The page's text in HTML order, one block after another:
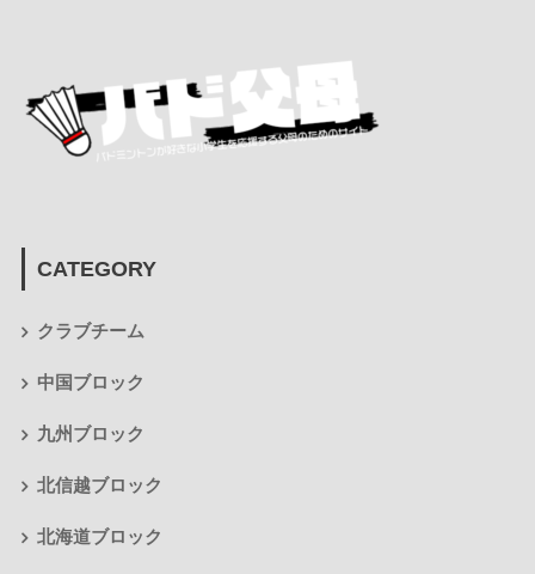
CATEGORY
クラブチーム
中国ブロック
九州ブロック
北信越ブロック
北海道ブロック